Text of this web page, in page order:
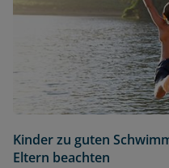
Kinder zu guten
Eltern beachten